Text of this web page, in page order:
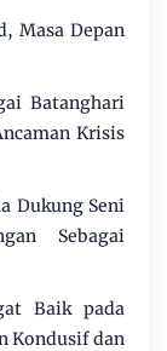
Masa Depan
Batanghari
Krisis
Dukung Seni
Sebagai
Baik pada
Kondusif dan